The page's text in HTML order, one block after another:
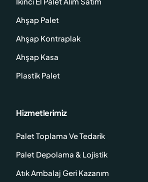
Ahşap Palet
Ahşap Kontraplak
Ahşap Kasa
Plastik Palet
Hizmetlerimiz
Palet Toplama Ve Tedarik
Palet Depolama & Lojistik
Atık Ambalaj Geri Kazanım